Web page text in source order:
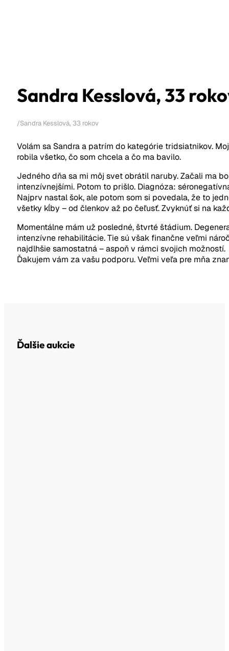
Sandra Kesslová, 33
/Sandra Kesslová, 33 rokov
Volám sa Sandra a patrím do kategórie tridsiatnikov.
robila všetko, čo som chcela a čo ma bavilo.
Jedného dňa sa mi môj svet obrátil naruby. Začali ma
intenzívnejšími. Potom to prišlo. Diagnóza:
Najprv nastal šok, ale potom som si povedala, že to
všetky kĺby – od členkov až po čeľusť. Zvyknúť si na
Momentálne mám už posledné, štvrté štádium.
intenzívne rehabilitácie. Tie sú však finančne veľmi
najdlhšie samostatná – aspoň v rámci svojich možností.
Ďakujem vám za vašu podporu. Veľmi veľa pre mňa
Ďalšie aukcie